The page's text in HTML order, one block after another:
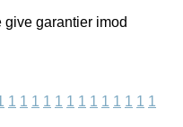
garantier imod
1 1 1 1 1 1 1 1 1 1 1 1 1